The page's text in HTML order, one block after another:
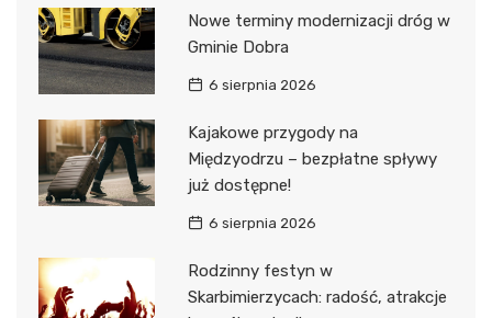
Nowe terminy modernizacji dróg w
Gminie Dobra
6 sierpnia 2026
Kajakowe przygody na
Międzyodrzu – bezpłatne spływy
już dostępne!
6 sierpnia 2026
Rodzinny festyn w
Skarbimierzycach: radość, atrakcje